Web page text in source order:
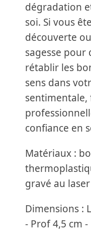
dégradation
soi. Si vous
découverte
sagesse pour
rétablir les
sens dans
confiance en
Matériaux :
gravé au
Dimensions :
- Prof 4,5 cm -